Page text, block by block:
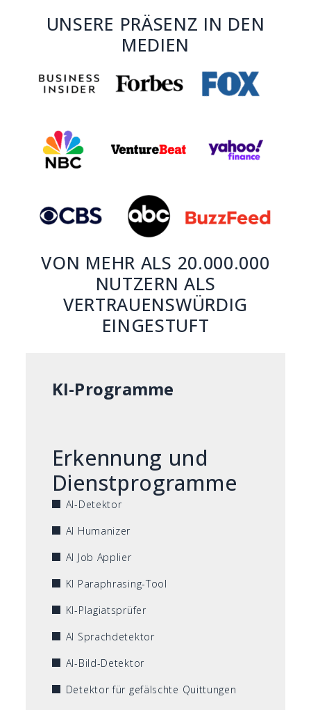
UNSERE PRÄSENZ IN DEN
MEDIEN
VON MEHR ALS 20.000.000
NUTZERN ALS
VERTRAUENSWÜRDIG
EINGESTUFT
KI-Programme
Erkennung und
Dienstprogramme
AI-Detektor
AI Humanizer
AI Job Applier
KI Paraphrasing-Tool
KI-Plagiatsprüfer
AI Sprachdetektor
AI-Bild-Detektor
Detektor für gefälschte Quittungen